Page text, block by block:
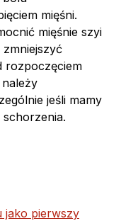
mięśni.
mięśnie szyi
rozpoczęciem
jeśli mamy
jako pierwszy